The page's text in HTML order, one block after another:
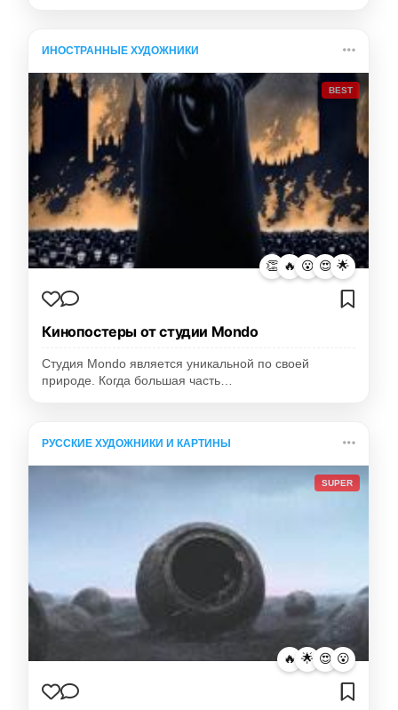
ИНОСТРАННЫЕ ХУДОЖНИКИ
BEST
👏 🔥 😮 😍 🌟
Кинопостеры от студии Mondo
Студия Mondo является уникальной по своей
природе. Когда большая часть…
РУССКИЕ ХУДОЖНИКИ И КАРТИНЫ
SUPER
🔥 🌟 😍 😮